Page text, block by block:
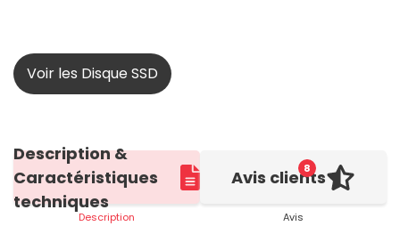
Voir les Disque SSD
Description &
Caractéristiques
techniques
Description
8
Avis clients
Avis